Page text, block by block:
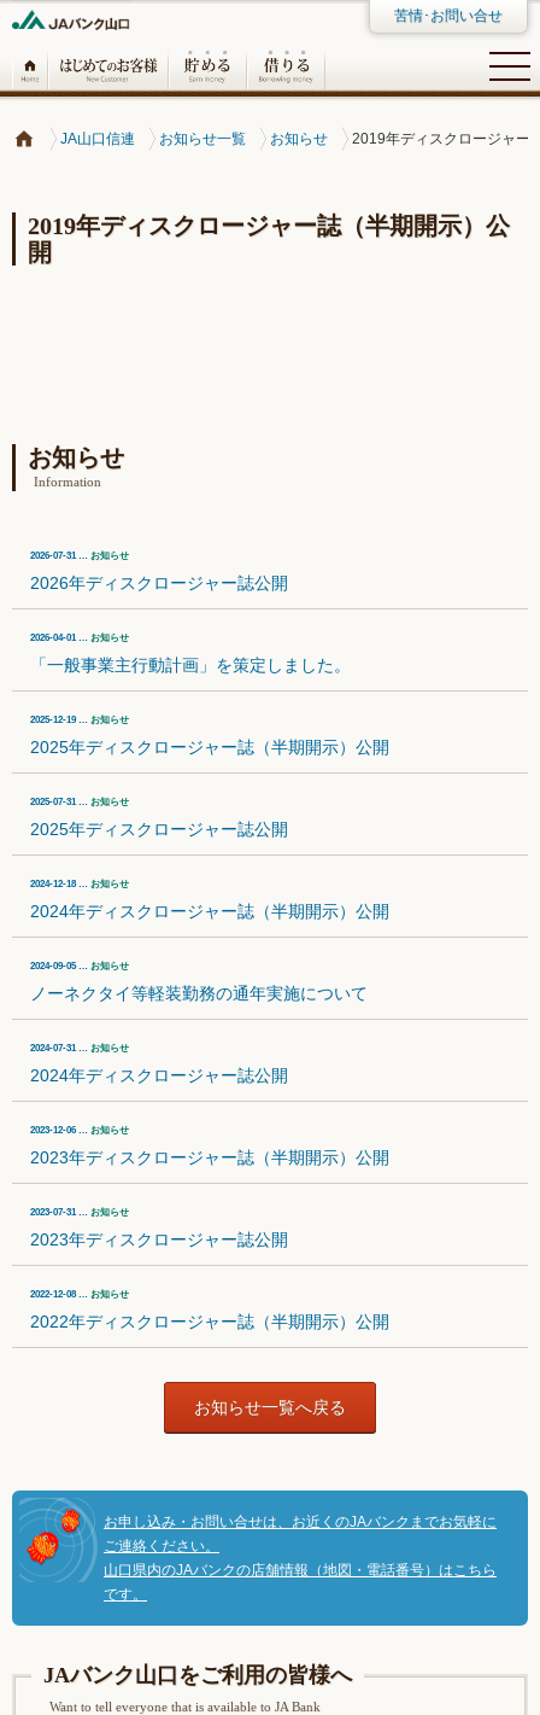
苦情･お問い合せ
JA山口信連 お知らせ一覧 お知らせ 2019年ディスクロージャー
2019年ディスクロージャー誌（半期開示）公
開
お知らせ
Information
2026-07-31 … お知らせ
2026年ディスクロージャー誌公開
2026-04-01 … お知らせ
「一般事業主行動計画」を策定しました。
2025-12-19 … お知らせ
2025年ディスクロージャー誌（半期開示）公開
2025-07-31 … お知らせ
2025年ディスクロージャー誌公開
2024-12-18 … お知らせ
2024年ディスクロージャー誌（半期開示）公開
2024-09-05 … お知らせ
ノーネクタイ等軽装勤務の通年実施について
2024-07-31 … お知らせ
2024年ディスクロージャー誌公開
2023-12-06 … お知らせ
2023年ディスクロージャー誌（半期開示）公開
2023-07-31 … お知らせ
2023年ディスクロージャー誌公開
2022-12-08 … お知らせ
2022年ディスクロージャー誌（半期開示）公開
お知らせ一覧へ戻る
お申し込み・お問い合せは、お近くのJAバンクまでお気軽に
ご連絡ください。
山口県内のJAバンクの店舗情報（地図・電話番号）はこちら
です。
JAバンク山口をご利用の皆様へ
Want to tell everyone that is available to JA Bank